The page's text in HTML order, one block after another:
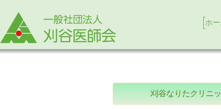
ホ
刈谷なりたクリニ